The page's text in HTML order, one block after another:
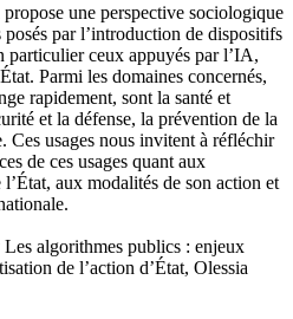
une perspective sociologique
posés par l’introduction de dispositifs
particulier ceux appuyés par l’IA,
Parmi les domaines concernés,
rapidement, sont la santé et
et la défense, la prévention de la
Ces usages nous invitent à réfléchir
de ces usages quant aux
l’État, aux modalités de son action et
algorithmes publics : enjeux
de l’action d’État, Olessia